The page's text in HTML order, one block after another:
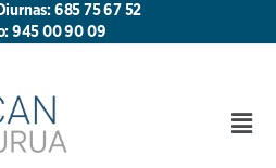
685 75 67 52
945 00 90 09